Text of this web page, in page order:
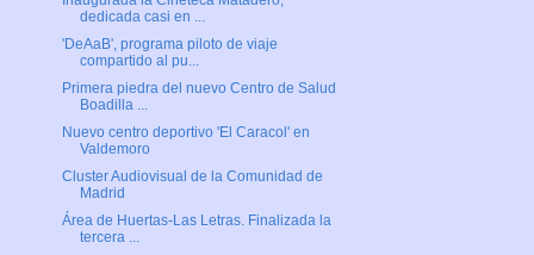
dedicada casi en ...
'DeAaB', programa piloto de viaje
compartido al pu...
Primera piedra del nuevo Centro de Salud
Boadilla ...
Nuevo centro deportivo 'El Caracol' en
Valdemoro
Cluster Audiovisual de la Comunidad de
Madrid
Área de Huertas-Las Letras. Finalizada la
tercera ...